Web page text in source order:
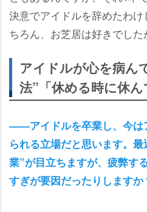
決意でアイドルを辞めたわ
ちろん、お芝居は好きでした
アイドルが心を病ん
法”「休める時に休ん
――アイドルを卒業し、今は
られる立場だと思います。
業”が目立ちますが、疲弊す
すぎが要因だったりしますか